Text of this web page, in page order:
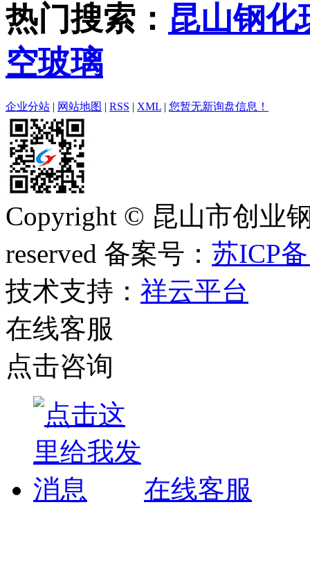
热门搜索： 昆山钢化
空玻璃
企业分站 | 网站地图 | RSS | XML | 您暂无新询盘信息！
Copyright © 昆山市创业
reserved 备案号： 苏ICP
技术支持： 祥云平台
在线客服
点击咨询
在线客服